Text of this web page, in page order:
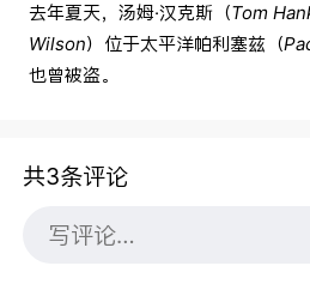
去年夏天，汤姆·汉克斯（Tom
Wilson）位于太平洋帕利塞兹（
也曾被盗。
共3条评论